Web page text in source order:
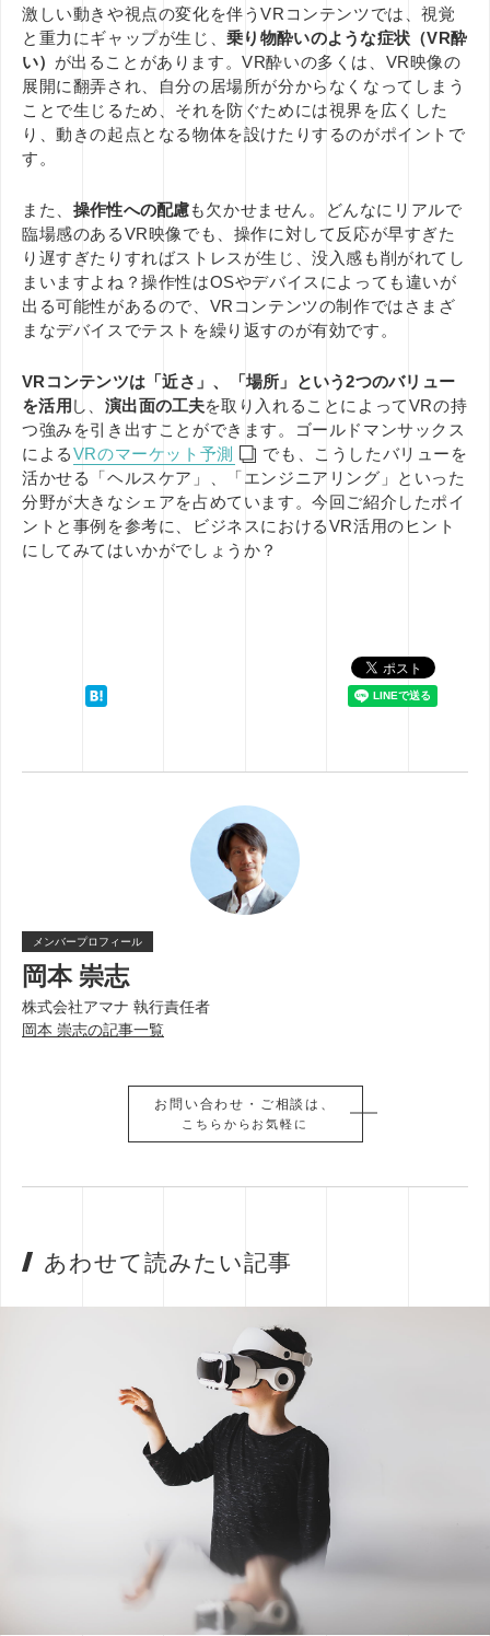
激しい動きや視点の変化を伴うVRコンテンツでは、視覚
と重力にギャップが生じ、乗り物酔いのような症状（VR酔
い） が出ることがあります。VR酔いの多くは、VR映像の
展開に翻弄され、自分の居場所が分からなくなってしまう
ことで生じるため、それを防ぐためには視界を広くした
り、動きの起点となる物体を設けたりするのがポイントで
す。
また、 操作性への配慮も欠かせません。どんなにリアルで
臨場感のあるVR映像でも、操作に対して反応が早すぎた
り遅すぎたりすればストレスが生じ、没入感も削がれてし
まいますよね？操作性はOSやデバイスによっても違いが
出る可能性があるので、VRコンテンツの制作ではさまざ
まなデバイスでテストを繰り返すのが有効です。
VRコンテンツは「近さ」、「場所」という2つのバリュー
を活用 し、演出面の工夫を取り入れることによってVRの持
つ強みを引き出すことができます。ゴールドマンサックス
によるVRのマーケット予測
でも、こうしたバリューを
活かせる「ヘルスケア」、「エンジニアリング」といった
分野が大きなシェアを占めています。今回ご紹介したポイ
ントと事例を参考に、ビジネスにおけるVR活用のヒント
にしてみてはいかがでしょうか？
メンバープロフィール
岡本 崇志
株式会社アマナ 執行責任者
岡本 崇志の記事一覧
お問い合わせ・ご相談は、
こちらからお気軽に
お問い合わせ・ご相談は、
こちらからお気軽に
あわせて読みたい記事